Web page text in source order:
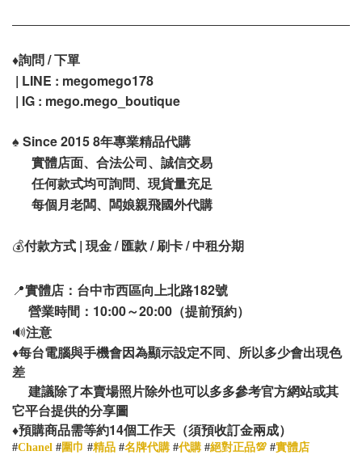
♦️詢問 / 下單
| LINE : megomego178
| IG : mego.mego_boutique
♠️ Since 2015 8年專業精品代購
實體店面、合法公司、誠信交易
任何款式均可詢問、現貨量充足
每個月老闆、闆娘親飛國外代購
💰付款方式 | 現金 / 匯款 / 刷卡 / 中租分期
📍實體店：台中市西區向上北路182號
營業時間：10:00～20:00（提前預約）
🔊注意
♦️每台電腦與手機會因為顯示設定不同、所以多少會出現色
差
建議除了本賣場照片除外也可以多多參考官方網站或其
它平台提供的分享圖
♦️預購商品需等約14個工作天（須預收訂金兩成）
#Chanel #圍巾 #精品 #名牌代購 #代購 #絕對正品💯 #實體店